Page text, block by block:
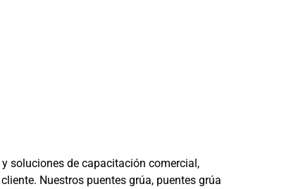
soluciones de capacitación comercial,
Nuestros puentes grúa, puentes grúa